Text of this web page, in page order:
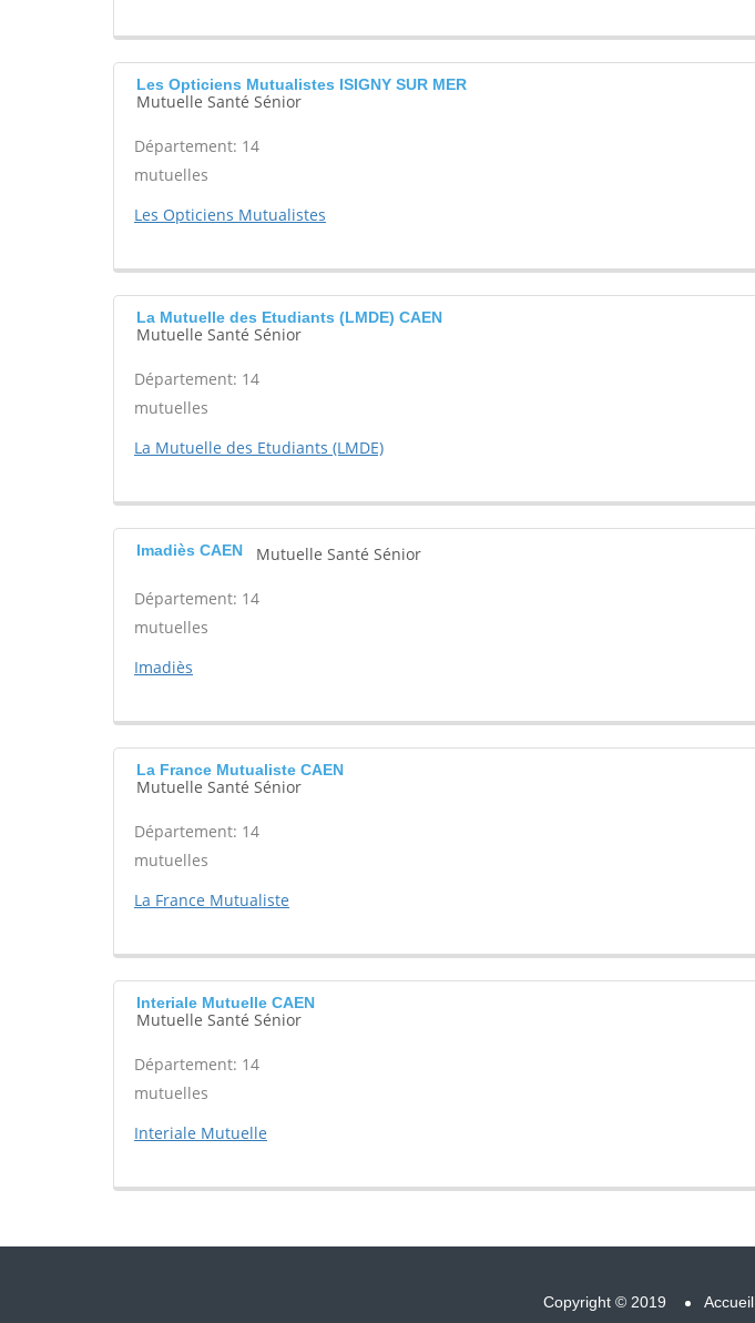
Les Opticiens Mutualistes ISIGNY SUR MER
Mutuelle Santé Sénior
Département: 14
mutuelles
Les Opticiens Mutualistes
La Mutuelle des Etudiants (LMDE) CAEN
Mutuelle Santé Sénior
Département: 14
mutuelles
La Mutuelle des Etudiants (LMDE)
Imadiès CAEN Mutuelle Santé Sénior
Département: 14
mutuelles
Imadiès
La France Mutualiste CAEN
Mutuelle Santé Sénior
Département: 14
mutuelles
La France Mutualiste
Interiale Mutuelle CAEN
Mutuelle Santé Sénior
Département: 14
mutuelles
Interiale Mutuelle
Copyright © 2019 Accueil